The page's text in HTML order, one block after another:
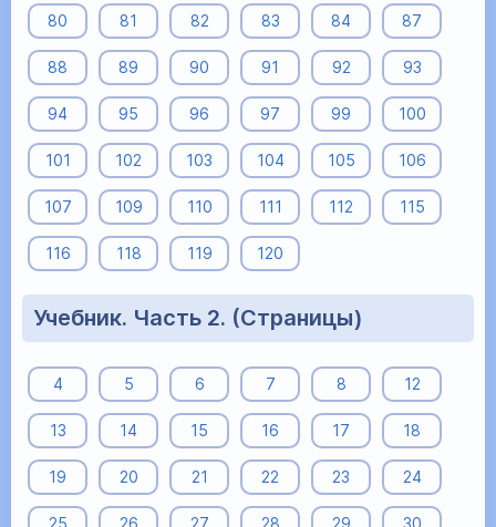
80 81 82 83 84 87
88 89 90 91 92 93
94 95 96 97 99 100
101 102 103 104 105 106
107 109 110 111 112 115
116 118 119 120
Учебник. Часть 2. (Страницы)
4 5 6 7 8 12
13 14 15 16 17 18
19 20 21 22 23 24
25 26 27 28 29 30